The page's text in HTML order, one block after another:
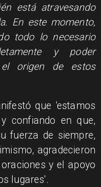
está atravesando
En este momento,
todo lo necesario
y poder
origen de estos
que 'estamos
confiando en que,
fuerza de siempre,
agradecieron
y el apoyo
lugares'.